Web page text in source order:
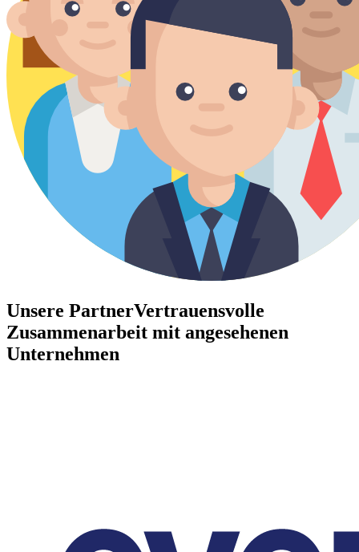
Unsere PartnerVertrauensvolle
Zusammenarbeit mit angesehenen
Unternehmen